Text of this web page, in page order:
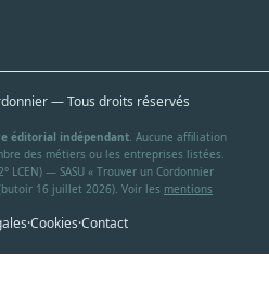
— Tous droits réservés
éditorial indépendant. Aucune affiliation
des métiers ou les entreprises listées.
LCEN) — SASU « Trouver un Cordonnier
16 juillet 2026). Voir les mentions
·Cookies·Contact